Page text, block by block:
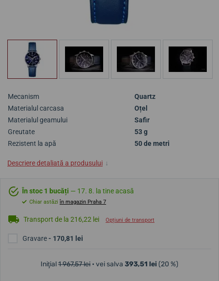
Mecanism
Quartz
Materialul carcasa
Oțel
Materialul geamului
Safir
Greutate
53 g
Rezistent la apă
50 de metri
Descriere detaliată a produsului ↓
În stoc 1 bucăți — 17. 8. la tine acasă
Chiar astăzi în magazin Praha 7
Transport de la 216,22 lei Opțiuni de transport
Gravare- 170,81 lei
Iniţial1 967,57 lei • vei salva 393,51 lei (20 %)